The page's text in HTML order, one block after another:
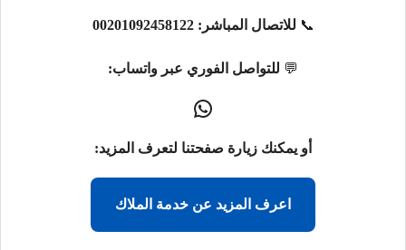
📞 للاتصال المباشر: 00201092458122
💬 للتواصل الفوري عبر واتساب:
أو يمكنك زيارة صفحتنا لتعرف المزيد:
اعرف المزيد عن خدمة الملاك